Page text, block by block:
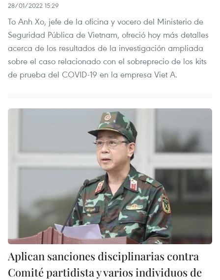
28/01/2022 15:29
To Anh Xo, jefe de la oficina y vocero del Ministerio de
Seguridad Pública de Vietnam, ofreció hoy más detalles
acerca de los resultados de la investigación ampliada
sobre el caso relacionado con el sobreprecio de los kits
de prueba del COVID-19 en la empresa Viet A.
Aplican sanciones disciplinarias contra
Comité partidista y varios individuos de